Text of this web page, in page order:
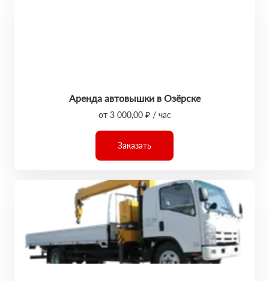
Аренда автовышки в Озёрске
от 3 000,00 ₽ / час
Заказать